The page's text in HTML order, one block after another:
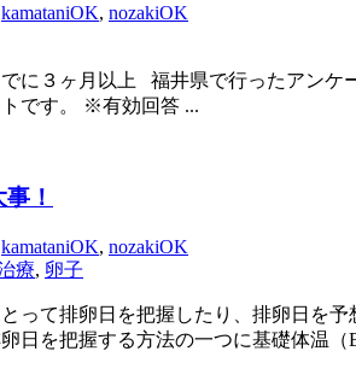
kamataniOK, nozakiOK
に３ヶ月以上 福井県で行ったアンケ
です。 ※有効回答 ...
！
kamataniOK, nozakiOK
療, 卵子
って排卵日を把握したり、排卵日を
日を把握する方法の一つに基礎体温（